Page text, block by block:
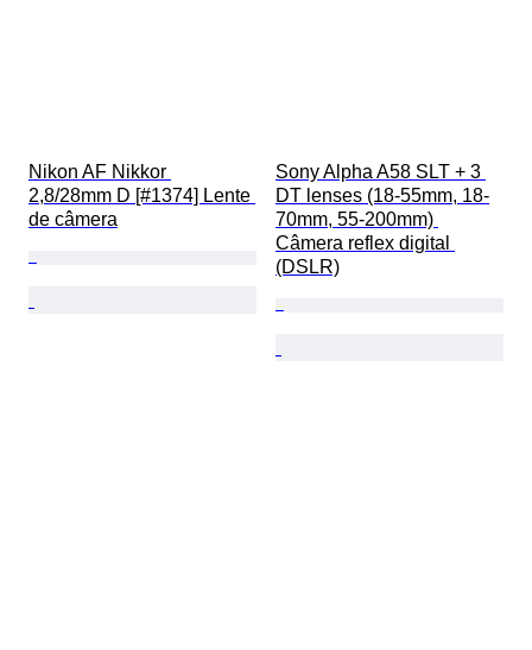
Nikon AF Nikkor
2,8/28mm D [#1374] Lente
de câmera
Sony Alpha A58 SLT + 3
DT lenses (18-55mm, 18-
70mm, 55-200mm)
Câmera reflex digital
(DSLR)